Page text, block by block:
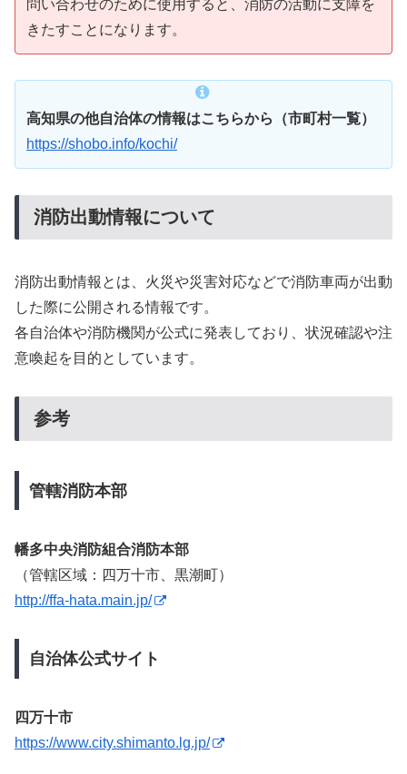
問い合わせのために使用すると、消防の活動に支障を
きたすことになります。
高知県の他自治体の情報はこちらから（市町村一覧）
https://shobo.info/kochi/
消防出動情報について
消防出動情報とは、火災や災害対応などで消防車両が出動
した際に公開される情報です。
各自治体や消防機関が公式に発表しており、状況確認や注
意喚起を目的としています。
参考
管轄消防本部
幡多中央消防組合消防本部
（管轄区域：四万十市、黒潮町）
http://ffa-hata.main.jp/
自治体公式サイト
四万十市
https://www.city.shimanto.lg.jp/